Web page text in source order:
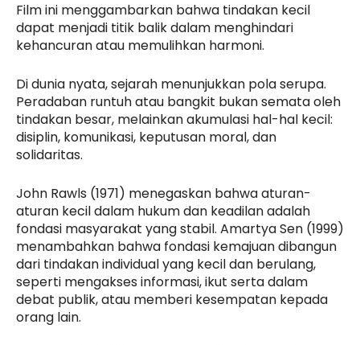
Film ini menggambarkan bahwa tindakan kecil
dapat menjadi titik balik dalam menghindari
kehancuran atau memulihkan harmoni.
Di dunia nyata, sejarah menunjukkan pola serupa.
Peradaban runtuh atau bangkit bukan semata oleh
tindakan besar, melainkan akumulasi hal-hal kecil:
disiplin, komunikasi, keputusan moral, dan
solidaritas.
John Rawls (1971) menegaskan bahwa aturan-
aturan kecil dalam hukum dan keadilan adalah
fondasi masyarakat yang stabil. Amartya Sen (1999)
menambahkan bahwa fondasi kemajuan dibangun
dari tindakan individual yang kecil dan berulang,
seperti mengakses informasi, ikut serta dalam
debat publik, atau memberi kesempatan kepada
orang lain.